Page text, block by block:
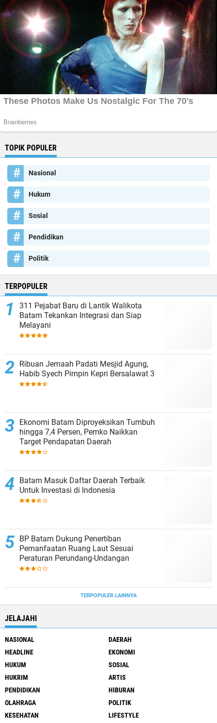
TOPIK POPULER
Nasional
Hukum
Sosial
Pendidikan
Politik
TERPOPULER
311 Pejabat Baru di Lantik Walikota
Batam Tekankan Integrasi dan Siap
Melayani
Ribuan Jemaah Padati Mesjid Agung,
Habib Syech Pimpin Kepri Bersalawat 3
Ekonomi Batam Diproyeksikan Tumbuh
hingga 7,4 Persen, Pemko Naikkan
Target Pendapatan Daerah
Batam Masuk Daftar Daerah Terbaik
Untuk Investasi di Indonesia
BP Batam Dukung Penertiban
Pemanfaatan Ruang Laut Sesuai
Peraturan Perundang-Undangan
TERPOPULER LAINNYA
JELAJAHI
NASIONAL
DAERAH
HEADLINE
EKONOMI
HUKUM
SOSIAL
HUKRIM
ARTIS
PENDIDIKAN
HIBURAN
OLAHRAGA
POLITIK
KESEHATAN
LIFESTYLE